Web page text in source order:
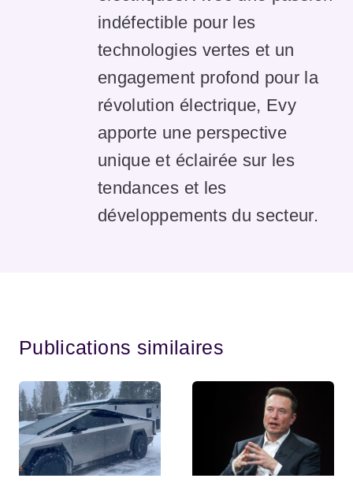
indéfectible pour les
technologies vertes et un
engagement profond pour la
révolution électrique, Evy
apporte une perspective
unique et éclairée sur les
tendances et les
développements du secteur.
Publications similaires